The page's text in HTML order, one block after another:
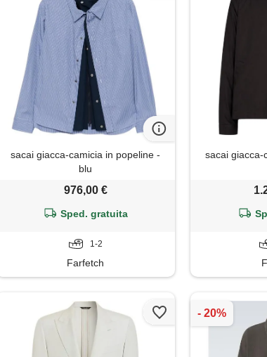
sacai giacca-camicia in popeline -
blu
976,00 €
Sped. gratuita
1-2
Farfetch
sacai giacca-